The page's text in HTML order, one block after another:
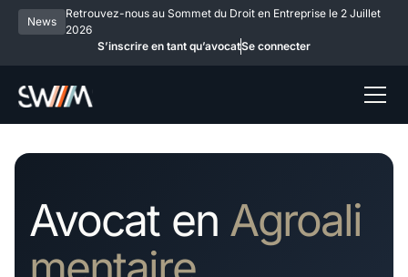
News
Retrouvez-nous au Sommet du Droit en Entreprise le 2 Juillet
2026
S’inscrire en tant qu’avocatSe connecter
Avocat en Agroali